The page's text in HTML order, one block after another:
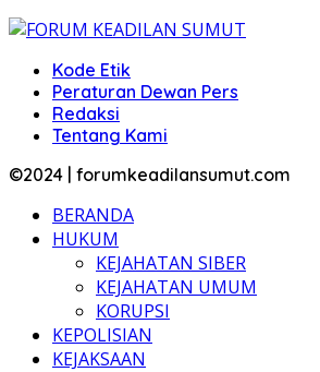
Kode Etik
Peraturan Dewan Pers
Redaksi
Tentang Kami
©2024 | forumkeadilansumut.com
BERANDA
HUKUM
KEJAHATAN SIBER
KEJAHATAN UMUM
KORUPSI
KEPOLISIAN
KEJAKSAAN